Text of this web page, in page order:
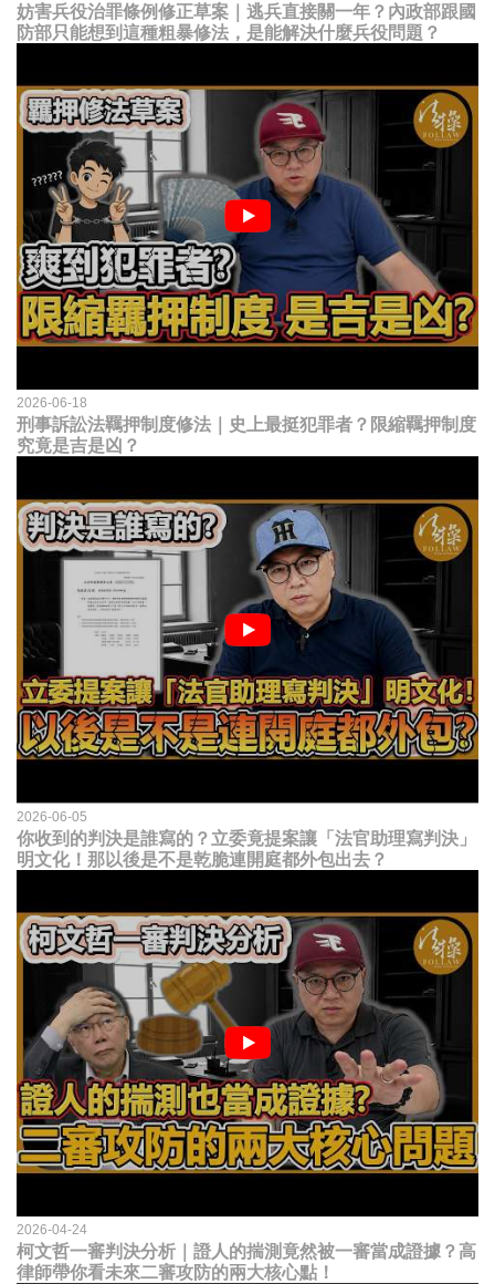
妨害兵役治罪條例修正草案｜逃兵直接關一年？內政部跟國
防部只能想到這種粗暴修法，是能解決什麼兵役問題？
2026-06-18
刑事訴訟法羈押制度修法｜史上最挺犯罪者？限縮羈押制度
究竟是吉是凶？
2026-06-05
你收到的判決是誰寫的？立委竟提案讓「法官助理寫判決」
明文化！那以後是不是乾脆連開庭都外包出去？
2026-04-24
柯文哲一審判決分析｜證人的揣測竟然被一審當成證據？高
律師帶你看未來二審攻防的兩大核心點！